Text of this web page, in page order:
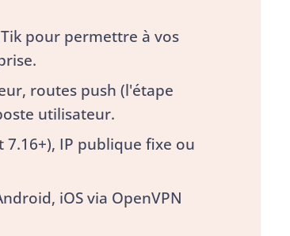
pour permettre à vos
routes push (l'étape
utilisateur.
IP publique fixe ou
iOS via OpenVPN